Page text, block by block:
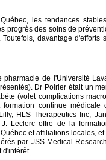
les tendances
progrès des soins de
davantage
de l'Université
Dr Poirier était un
(volet complications
continue médicale
HLS Therapeutics Inc,
Leclerc offre de la
et affiliations locales,
par JSS Medical
d'intérêt.